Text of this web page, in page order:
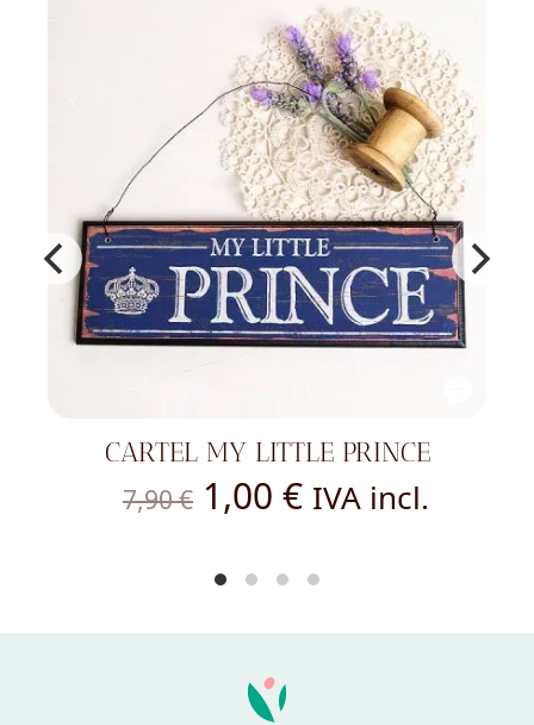
CARTEL MY LITTLE PRINCE
7,90€ El
precio
original
era:
7,90 €.
1,00 €El
actual
es:
1,00 €.
IVA incl.